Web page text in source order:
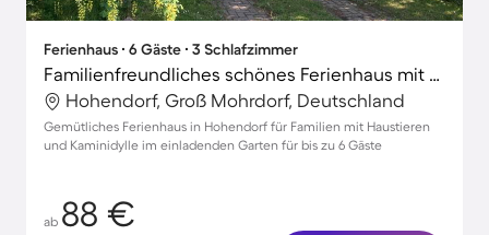
Ferienhaus ∙ 6 Gäste ∙ 3 Schlafzimmer
Familienfreundliches schönes Ferienhaus mit Grill, Garten und Terrasse | Naturblick | Hunde erlaubt
Hohendorf, Groß Mohrdorf, Deutschland
Gemütliches Ferienhaus in Hohendorf für Familien mit Haustieren
und Kaminidylle im einladenden Garten für bis zu 6 Gäste
ab 88 €